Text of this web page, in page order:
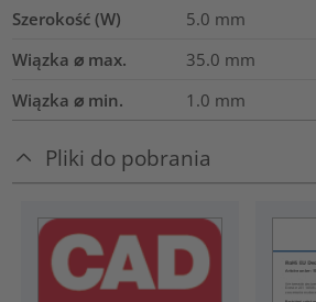
Szerokość (W)
5.0 mm
Wiązka ⌀ max.
35.0 mm
Wiązka ⌀ min.
1.0 mm
Pliki do pobrania